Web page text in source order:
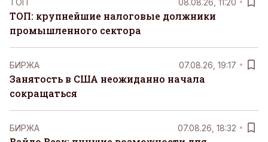
ТОП: крупнейшие налоговые должники
промышленного сектора
БИРЖА 07.08.26, 19:17
Занятость в США неожиданно начала
сокращаться
БИРЖА 07.08.26, 18:32